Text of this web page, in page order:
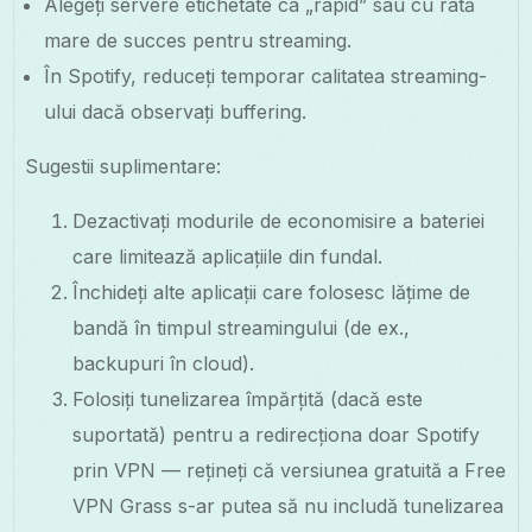
mare de succes pentru streaming.
În Spotify, reduceți temporar calitatea streaming-
ului dacă observați buffering.
Sugestii suplimentare:
Dezactivați modurile de economisire a bateriei
care limitează aplicațiile din fundal.
Închideți alte aplicații care folosesc lățime de
bandă în timpul streamingului (de ex.,
backupuri în cloud).
Folosiți tunelizarea împărțită (dacă este
suportată) pentru a redirecționa doar Spotify
prin VPN — rețineți că versiunea gratuită a Free
VPN Grass s-ar putea să nu includă tunelizarea